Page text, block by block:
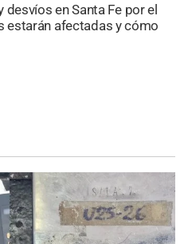
desvíos en Santa Fe por el
estarán afectadas y cómo